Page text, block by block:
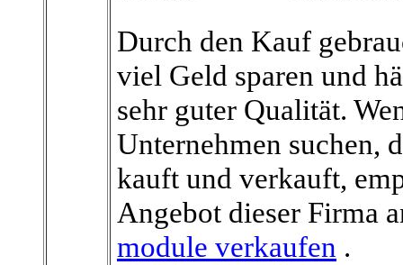
Durch den Kauf
viel Geld sparen und
sehr guter Qualität.
Unternehmen suchen,
kauft und verkauft,
Angebot dieser Firma
module verkaufen .